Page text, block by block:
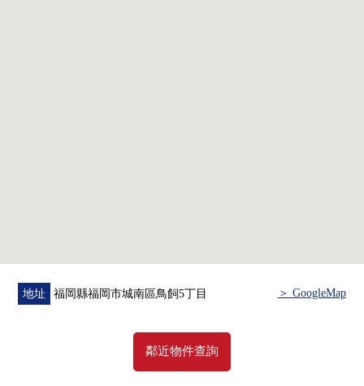
地址 福岡縣福岡市城南區鳥飼5丁目 ＞ GoogleMap
鄰近物件查詢